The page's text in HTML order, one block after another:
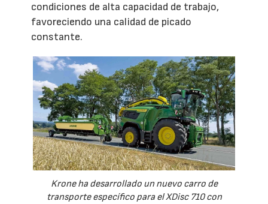
condiciones de alta capacidad de trabajo,
favoreciendo una calidad de picado
constante.
Krone ha desarrollado un nuevo carro de
transporte específico para el XDisc 710 con